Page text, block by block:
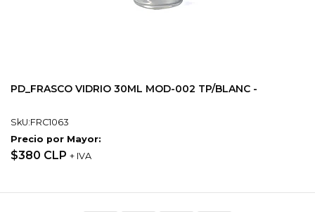
PD_FRASCO VIDRIO 30ML MOD-002 TP/BLANC -
SkU:FRC1063
Precio por Mayor:
$380 CLP + IVA